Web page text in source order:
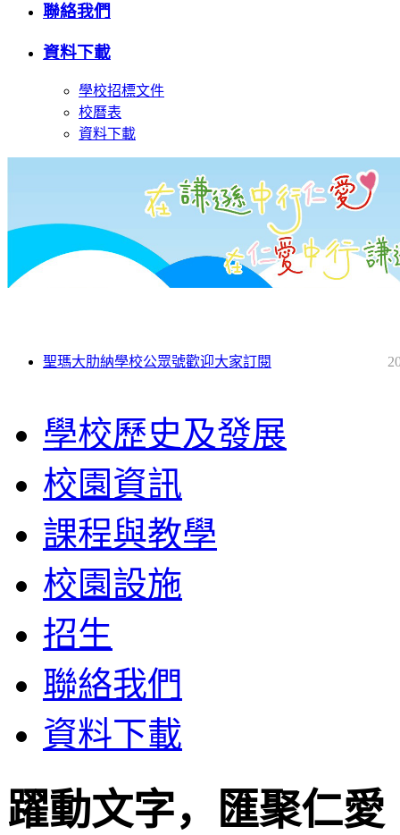
聯絡我們
資料下載
學校招標文件
校曆表
資料下載
聖瑪大肋納學校公眾號歡迎大家訂閱
學校歷史及發展
校園資訊
課程與教學
校園設施
招生
聯絡我們
資料下載
躍動文字，匯聚仁愛